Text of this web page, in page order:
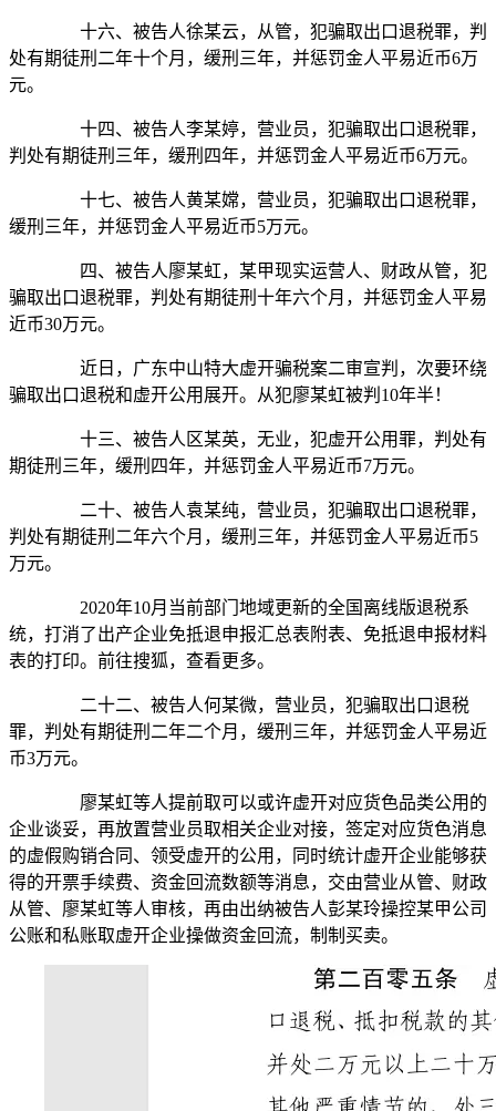
十六、被告人徐某云，从管，犯骗取出口退税罪，判
处有期徒刑二年十个月，缓刑三年，并惩罚金人平易近币6万
元。
十四、被告人李某婷，营业员，犯骗取出口退税罪，
判处有期徒刑三年，缓刑四年，并惩罚金人平易近币6万元。
十七、被告人黄某嫦，营业员，犯骗取出口退税罪，
缓刑三年，并惩罚金人平易近币5万元。
四、被告人廖某虹，某甲现实运营人、财政从管，犯
骗取出口退税罪，判处有期徒刑十年六个月，并惩罚金人平易
近币30万元。
近日，广东中山特大虚开骗税案二审宣判，次要环绕
骗取出口退税和虚开公用展开。从犯廖某虹被判10年半！
十三、被告人区某英，无业，犯虚开公用罪，判处有
期徒刑三年，缓刑四年，并惩罚金人平易近币7万元。
二十、被告人袁某纯，营业员，犯骗取出口退税罪，
判处有期徒刑二年六个月，缓刑三年，并惩罚金人平易近币5
万元。
2020年10月当前部门地域更新的全国离线版退税系
统，打消了出产企业免抵退申报汇总表附表、免抵退申报材料
表的打印。前往搜狐，查看更多。
二十二、被告人何某微，营业员，犯骗取出口退税
罪，判处有期徒刑二年二个月，缓刑三年，并惩罚金人平易近
币3万元。
廖某虹等人提前取可以或许虚开对应货色品类公用的
企业谈妥，再放置营业员取相关企业对接，签定对应货色消息
的虚假购销合同、领受虚开的公用，同时统计虚开企业能够获
得的开票手续费、资金回流数额等消息，交由营业从管、财政
从管、廖某虹等人审核，再由出纳被告人彭某玲操控某甲公司
公账和私账取虚开企业操做资金回流，制制买卖。